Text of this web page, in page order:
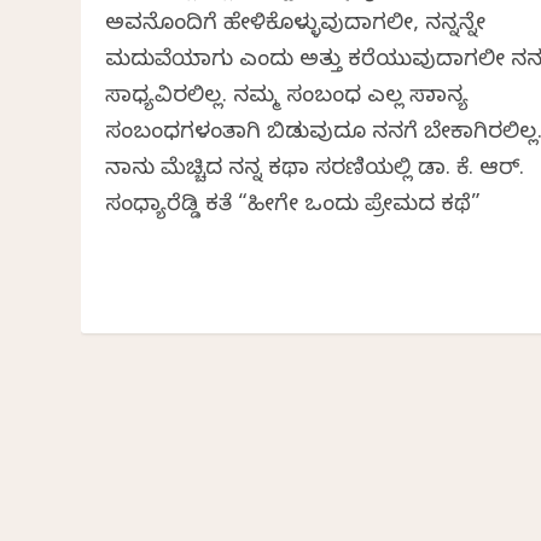
ಅವನೊಂದಿಗೆ ಹೇಳಿಕೊಳ್ಳುವುದಾಗಲೀ, ನನ್ನನ್ನೇ
ಮದುವೆಯಾಗು ಎಂದು ಅತ್ತು ಕರೆಯುವುದಾಗಲೀ
ಸಾಧ್ಯವಿರಲಿಲ್ಲ. ನಮ್ಮ ಸಂಬಂಧ ಎಲ್ಲ ಸಾಮಾನ್ಯ
ಸಂಬಂಧಗಳಂತಾಗಿ ಬಿಡುವುದೂ ನನಗೆ
ನಾನು ಮೆಚ್ಚಿದ ನನ್ನ ಕಥಾ ಸರಣಿಯಲ್ಲಿ ಡಾ. ಕೆ. ಆರ್.
ಸಂಧ್ಯಾರೆಡ್ಡಿ ಕತೆ “ಹೀಗೇ ಒಂದು ಪ್ರೇಮದ ಕಥೆ”